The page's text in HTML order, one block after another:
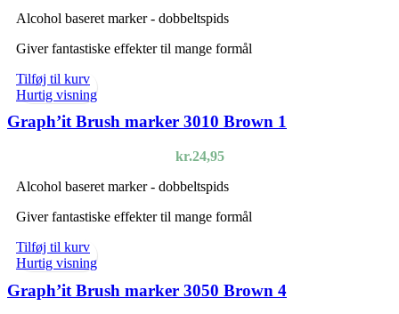
Alcohol baseret marker - dobbeltspids
Giver fantastiske effekter til mange formål
Tilføj til kurv
Hurtig visning
Graph’it Brush marker 3010 Brown 1
kr.24,95
Alcohol baseret marker - dobbeltspids
Giver fantastiske effekter til mange formål
Tilføj til kurv
Hurtig visning
Graph’it Brush marker 3050 Brown 4